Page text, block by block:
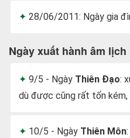
28/06/2011: Ngày gia
Ngày xuất hành âm lịch
9/5 - Ngày Thiên Đạo:
dù được cũng rất tốn
10/5 - Ngày Thiên Môn